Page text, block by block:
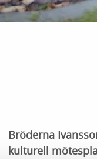
Bröderna
kulturell